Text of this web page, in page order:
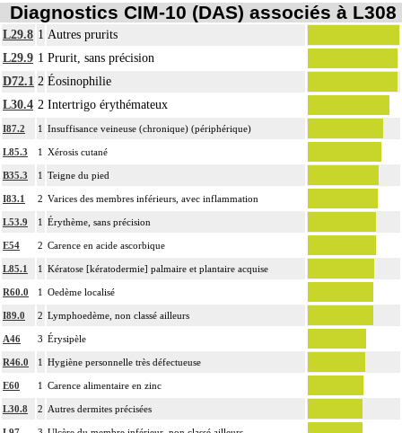
Diagnostics CIM-10 (DAS) associés à L308
L29.8 1 Autres prurits
L29.9 1 Prurit, sans précision
D72.1 2 Éosinophilie
L30.4 2 Intertrigo érythémateux
I87.2 1 Insuffisance veineuse (chronique) (périphérique)
L85.3 1 Xérosis cutané
B35.3 1 Teigne du pied
I83.1 2 Varices des membres inférieurs, avec inflammation
L53.9 1 Érythème, sans précision
E54 2 Carence en acide ascorbique
L85.1 1 Kératose [kératodermie] palmaire et plantaire acquise
R60.0 1 Oedème localisé
I89.0 2 Lymphoedème, non classé ailleurs
A46 3 Érysipèle
R46.0 1 Hygiène personnelle très défectueuse
E60 1 Carence alimentaire en zinc
L30.8 2 Autres dermites précisées